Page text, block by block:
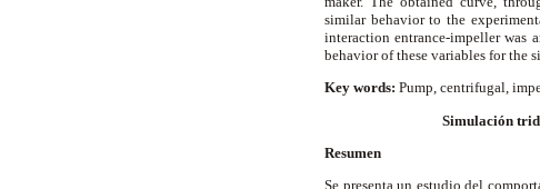
similar behavior to the
interaction entrance-impeller was
behavior of these variables for the
Key words: Pump, centrifugal,
Simulación
Resumen
Se presenta un estudio del